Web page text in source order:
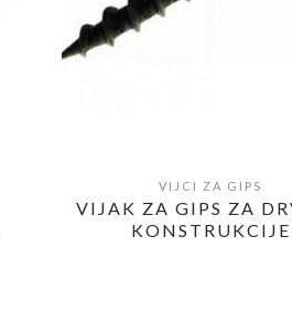
POGLEDAJ
VIJCI ZA GIPS
VIJAK ZA GIPS ZA
KONSTRUKCIJE